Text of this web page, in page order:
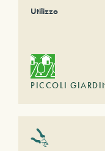
Utilizzo
PICCOLI